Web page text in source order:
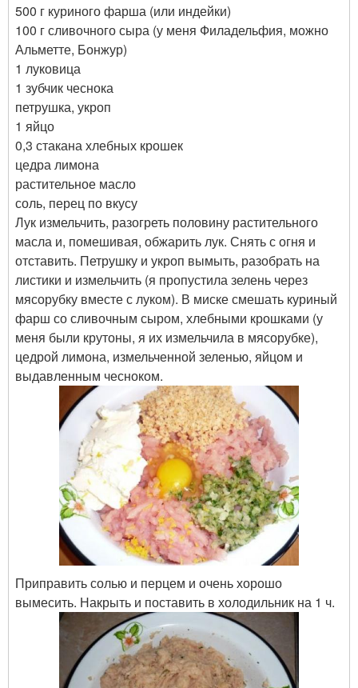
500 г куриного фарша (или индейки)
100 г сливочного сыра (у меня Филадельфия, можно
Альметте, Бонжур)
1 луковица
1 зубчик чеснока
петрушка, укроп
1 яйцо
0,3 стакана хлебных крошек
цедра лимона
растительное масло
соль, перец по вкусу
Лук измельчить, разогреть половину растительного
масла и, помешивая, обжарить лук. Снять с огня и
отставить. Петрушку и укроп вымыть, разобрать на
листики и измельчить (я пропустила зелень через
мясорубку вместе с луком). В миске смешать куриный
фарш со сливочным сыром, хлебными крошками (у
меня были крутоны, я их измельчила в мясорубке),
цедрой лимона, измельченной зеленью, яйцом и
выдавленным чесноком.
Приправить солью и перцем и очень хорошо
вымесить. Накрыть и поставить в холодильник на 1 ч.